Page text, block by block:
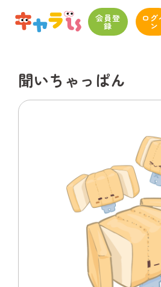
会員登
録
ログ
ン
聞いちゃっぱん